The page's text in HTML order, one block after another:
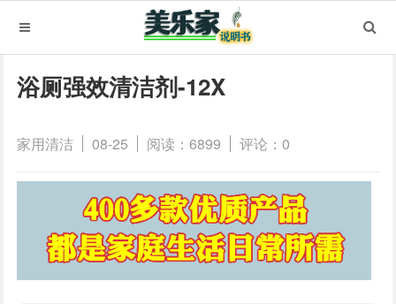
浴厕强效清洁剂-12X
家用清洁 08-25 阅读：6899 评论：0